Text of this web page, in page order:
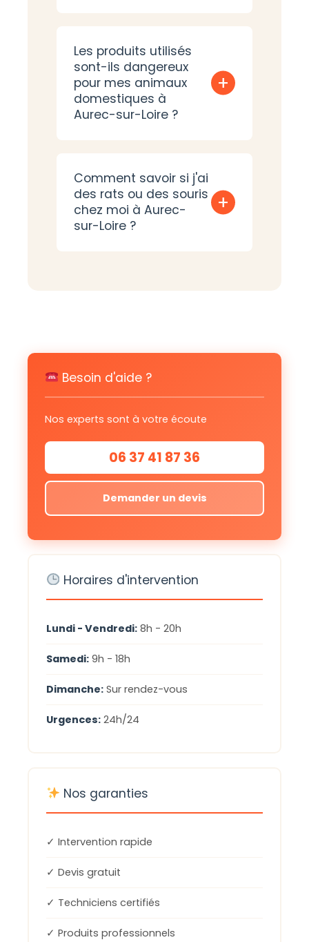
Les produits utilisés
sont-ils dangereux
pour mes animaux
domestiques à
Aurec-sur-Loire ?
+
Comment savoir si j'ai
des rats ou des souris
chez moi à Aurec-
sur-Loire ?
+
Besoin d'aide ?
Nos experts sont à votre écoute
06 37 41 87 36
Demander un devis
Horaires d'intervention
Lundi - Vendredi: 8h - 20h
Samedi: 9h - 18h
Dimanche: Sur rendez-vous
Urgences: 24h/24
Nos garanties
✓ Intervention rapide
✓ Devis gratuit
✓ Techniciens certifiés
✓ Produits professionnels